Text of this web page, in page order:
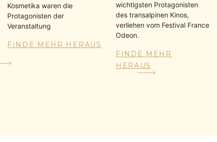
Kosmetika waren die
Protagonisten der
Veranstaltung
FINDE MEHR HERAUS
wichtigsten Protagonisten
des transalpinen Kinos,
verliehen vom Festival France
Odeon.
FINDE MEHR
HERAUS